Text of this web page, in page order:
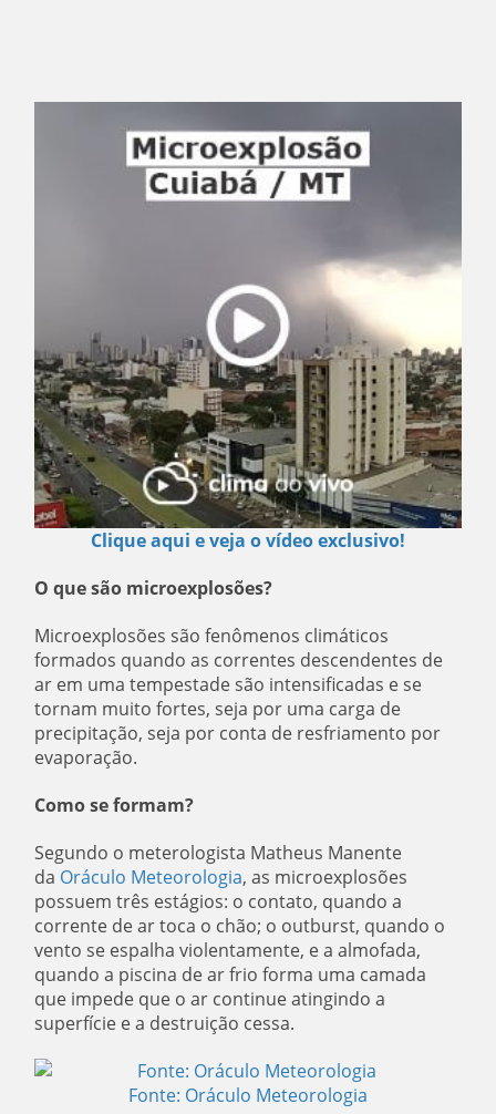
Clique aqui e veja o vídeo exclusivo!
O que são microexplosões?
Microexplosões são fenômenos climáticos
formados quando as correntes descendentes de
ar em uma tempestade são intensificadas e se
tornam muito fortes, seja por uma carga de
precipitação, seja por conta de resfriamento por
evaporação.
Como se formam?
Segundo o meterologista Matheus Manente
da Oráculo Meteorologia, as microexplosões
possuem três estágios: o contato, quando a
corrente de ar toca o chão; o outburst, quando o
vento se espalha violentamente, e a almofada,
quando a piscina de ar frio forma uma camada
que impede que o ar continue atingindo a
superfície e a destruição cessa.
Fonte: Oráculo Meteorologia